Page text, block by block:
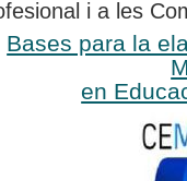
i a les
Bases para la
en